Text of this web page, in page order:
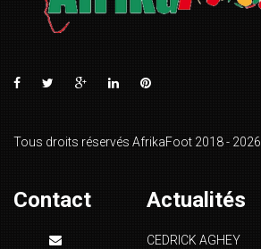
Tous droits réservés AfrikaFoot 2018 - 2026
Contact Actualités
CEDRICK AGHEY